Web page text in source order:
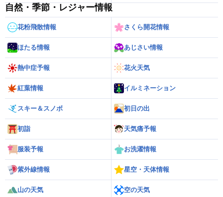
自然・季節・レジャー情報
花粉飛散情報 さくら開花情報
ほたる情報 あじさい情報
熱中症予報 花火天気
紅葉情報 イルミネーション
スキー＆スノボ 初日の出
初詣 天気痛予報
服装予報 お洗濯情報
紫外線情報 星空・天体情報
山の天気 空の天気